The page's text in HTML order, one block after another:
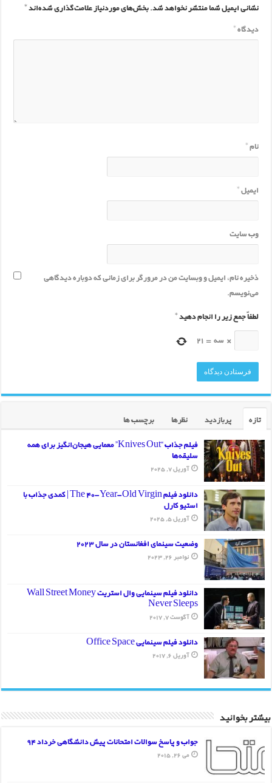
نشانی ایمیل شما منتشر نخواهد شد.بخش‌های موردنیاز علامت‌گذاری شده‌اند*
دیدگاه*
نام*
ایمیل*
وب‌ سایت
ذخیره نام، ایمیل و وبسایت من در مرورگر برای زمانی که دوباره دیدگاهی
می‌نویسم.
لطفاً جمع زیر را انجام دهید*
× سه=
21
تازه پربازدید نظرها
برچسب ها
فیلم جذاب “Knives Out” معمایی هیجان‌انگیز برای همه
سلیقه‌ها
آوریل 7, 2025
دانلود فیلم The 40-Year-Old Virgin | کمدی جذاب با
استیو کارل
آوریل 5, 2025
وضعیت سینمای افغانستان در سال 2023
نوامبر 26, 2023
دانلود فیلم سینمایی وال استریت Wall Street Money
Never Sleeps
آگوست 7, 2017
دانلود فیلم سینمایی Office Space
آوریل 6, 2017
بیشتر بخوانید
جواب و پاسخ سوالات امتحانات پیش دانشگاهی خرداد 94
می 26, 2015